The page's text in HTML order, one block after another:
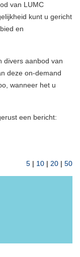
van LUMC
kunt u gericht
en
divers aanbod van
deze on-demand
wanneer het u
een bericht:
5 | 10 | 20 | 50